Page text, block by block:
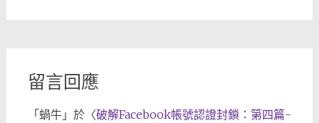
留言回應
「蝸牛」於〈破解Facebook帳號認證封鎖：第四篇-